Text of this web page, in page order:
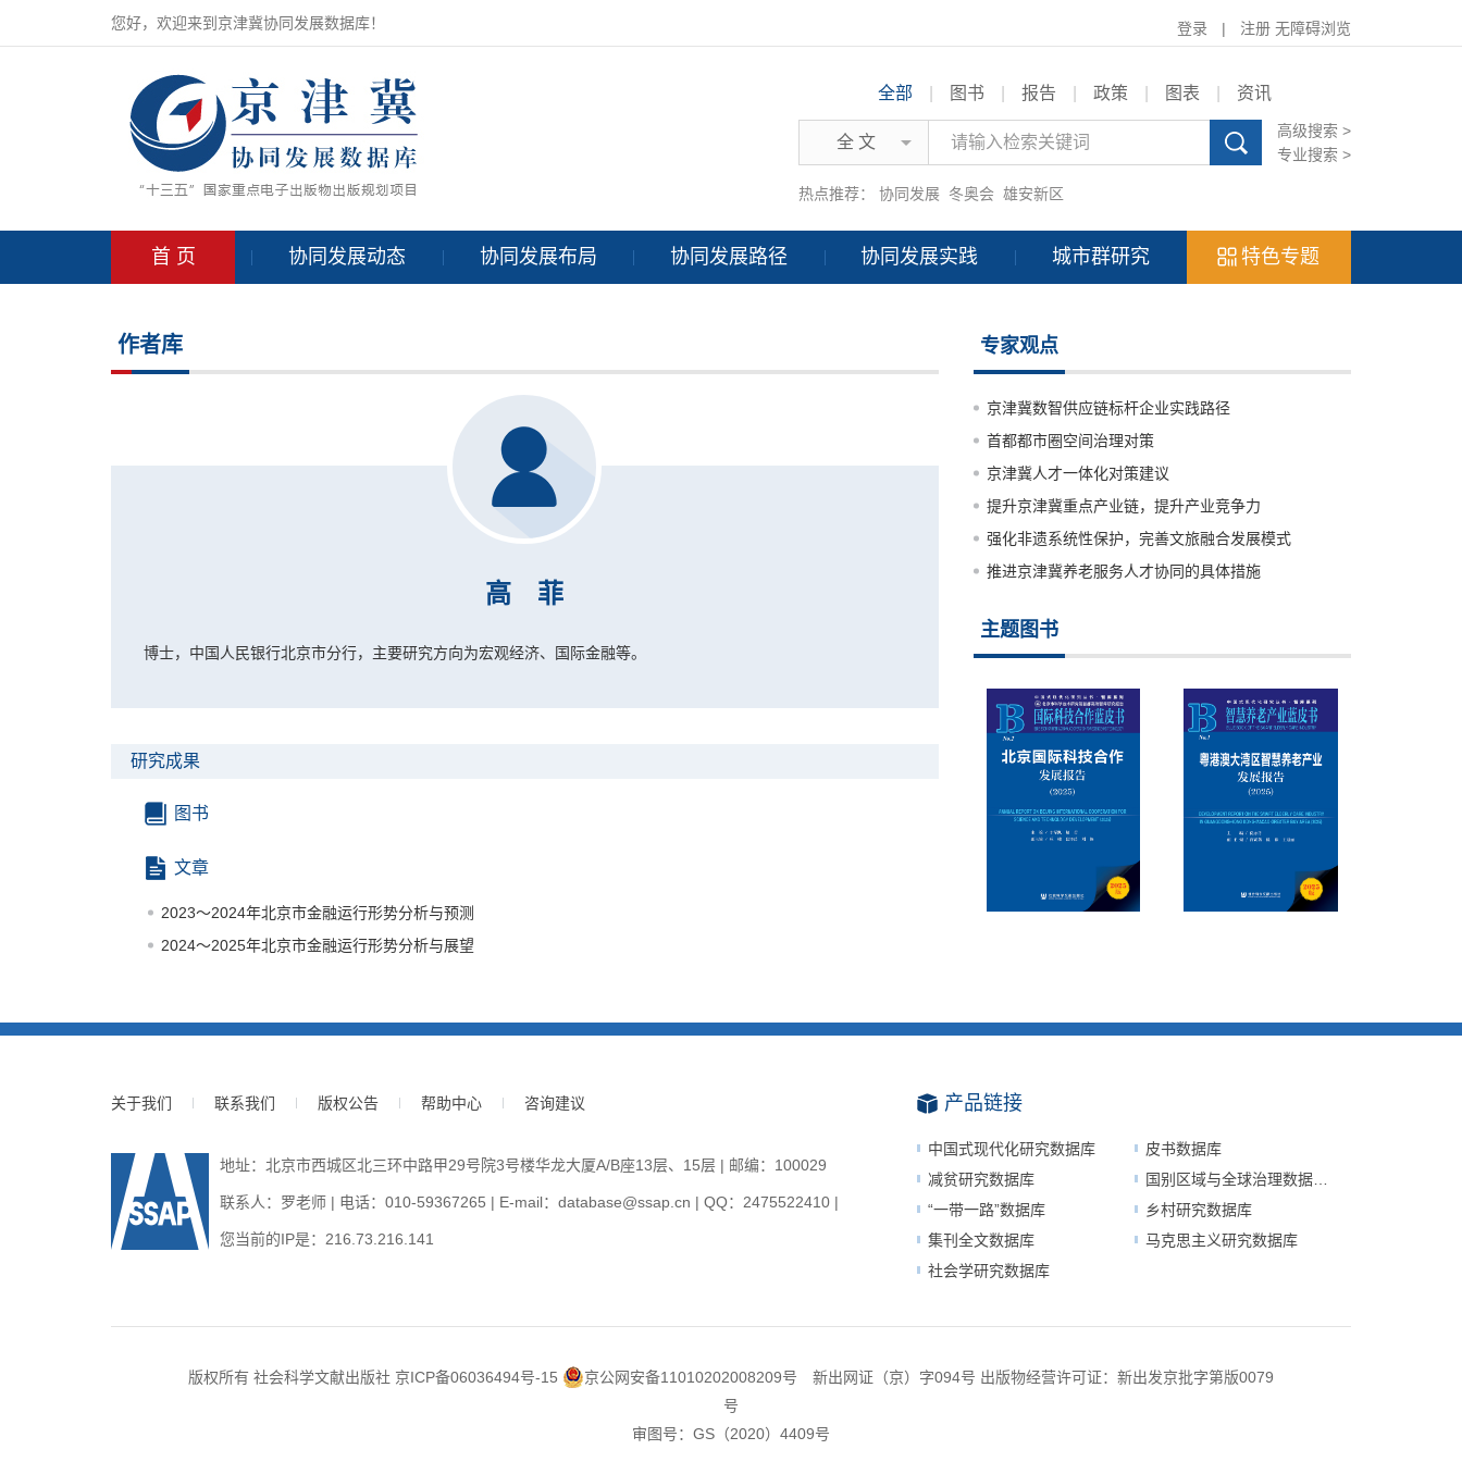
您好，欢迎来到京津冀协同发展数据库！ 登录 | 注册 无障碍浏览
全部 图书 报告 政策 图表 资讯
全 文
高级搜索 >
专业搜索 >
热点推荐： 协同发展 冬奥会 雄安新区
首 页 协同发展动态 协同发展布局 协同发展路径 协同发展实践 城市群研究 特色专题
作者库
高 菲
博士，中国人民银行北京市分行，主要研究方向为宏观经济、国际金融等。
研究成果
图书
文章
2023～2024年北京市金融运行形势分析与预测
2024～2025年北京市金融运行形势分析与展望
专家观点
京津冀数智供应链标杆企业实践路径
首都都市圈空间治理对策
京津冀人才一体化对策建议
提升京津冀重点产业链，提升产业竞争力
强化非遗系统性保护，完善文旅融合发展模式
推进京津冀养老服务人才协同的具体措施
主题图书
关于我们 联系我们 版权公告 帮助中心 咨询建议
地址：北京市西城区北三环中路甲29号院3号楼华龙大厦A/B座13层、15层 | 邮编：100029
联系人：罗老师 | 电话：010-59367265 | E-mail：database@ssap.cn | QQ：2475522410 |
您当前的IP是： 216.73.216.141
产品链接
中国式现代化研究数据库
皮书数据库
减贫研究数据库
国别区域与全球治理数据平台
“一带一路”数据库
乡村研究数据库
集刊全文数据库
马克思主义研究数据库
社会学研究数据库
版权所有 社会科学文献出版社 京ICP备06036494号-15 京公网安备11010202008209号 新出网证（京）字094号 出版物经营许可证：新出发京批字第版0079
号
审图号：GS（2020）4409号